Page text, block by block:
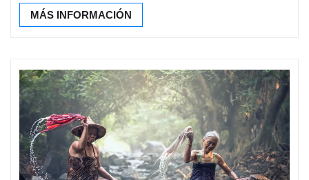
MÁS INFORMACIÓN